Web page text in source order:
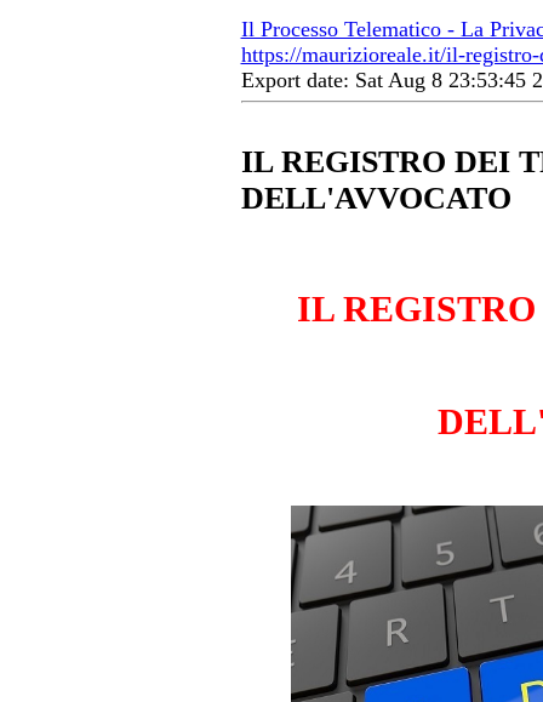
Il Processo Telematico - La
https://maurizioreale.it/il-
Export date: Sat Aug 8 23:53:45
IL REGISTRO DEI
DELL'AVVOCATO
IL